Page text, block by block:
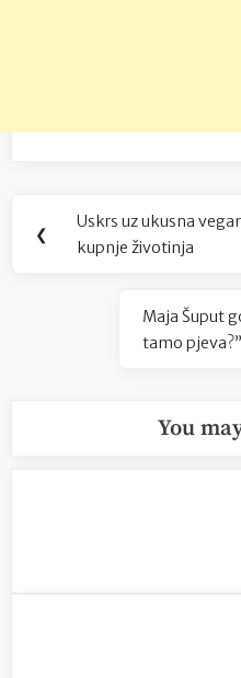
Navigacija
objava
❮
Previous
Post:
Uskrs uz ukusna
kupnje životinja
Next
Post:
Maja Šuput
tamo pjeva?”
You